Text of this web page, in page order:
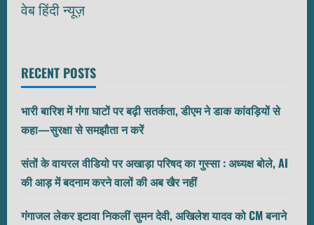
वेब हिंदी न्यूज़
RECENT POSTS
भारी बारिश में गंगा घाटों पर बढ़ी सतर्कता, डीएम ने डाक कांवड़ियों से
कहा—सुरक्षा से समझौता न करें
संतों के वायरल वीडियो पर अखाड़ा परिषद का गुस्सा : अध्यक्ष बोले, AI
की आड़ में बदनाम करने वालों की अब खैर नहीं
गंगाजल लेकर इटावा निकलीं सुमन देवी, अखिलेश यादव को CM बनाने